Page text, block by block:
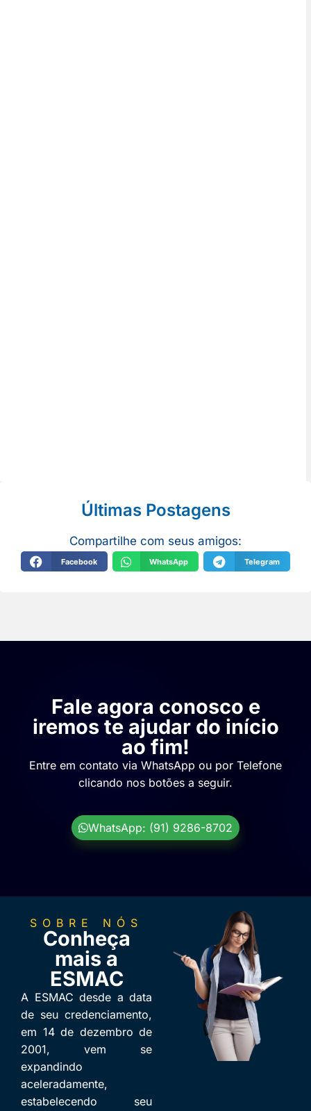
Últimas Postagens
Compartilhe com seus amigos:
Facebook WhatsApp Telegram
Fale agora conosco e
iremos te ajudar do início
ao fim!
Entre em contato via WhatsApp ou por Telefone
clicando nos botões a seguir.
WhatsApp: (91) 9286-8702
SOBRE NÓS
Conheça
mais a
ESMAC
A ESMAC desde a data
de seu credenciamento,
em 14 de dezembro de
2001, vem se
expandindo
aceleradamente,
estabelecendo seu